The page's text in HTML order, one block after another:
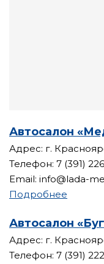
Автосалон
Адрес: г.
Телефон: 7 (391)
Email: info@lada-
Подробнее
Автосалон
Адрес: г.
Телефон: 7 (391)